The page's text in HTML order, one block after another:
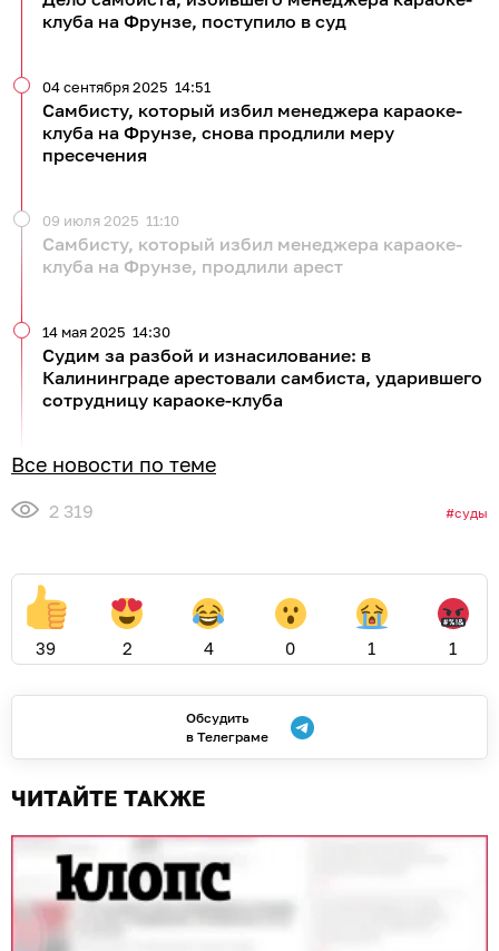
клуба на Фрунзе, поступило в суд
Самбисту, который избил менеджера караоке-
клуба на Фрунзе, снова продлили меру
пресечения
04 сентября 2025 14:51
Самбисту, который избил менеджера караоке-
клуба на Фрунзе, продлили арест
09 июля 2025 11:10
Судим за разбой и изнасилование: в
Калининграде арестовали самбиста, ударившего
сотрудницу караоке-клуба
14 мая 2025 14:30
Все новости по теме
2 319 суды
39 2 4 0 1 1
Обсудить
в Телеграме
ЧИТАЙТЕ ТАКЖЕ